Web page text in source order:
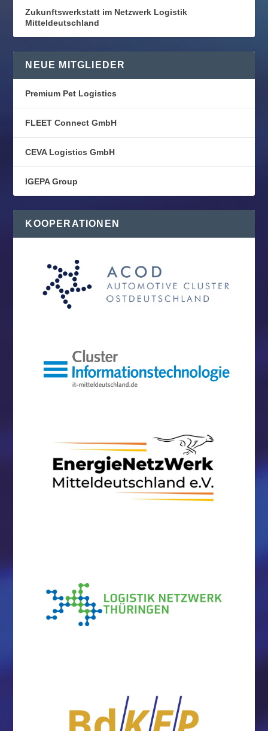
Zukunftswerkstatt im Netzwerk Logistik
Mitteldeutschland
NEUE MITGLIEDER
Premium Pet Logistics
FLEET Connect GmbH
CEVA Logistics GmbH
IGEPA Group
KOOPERATIONEN